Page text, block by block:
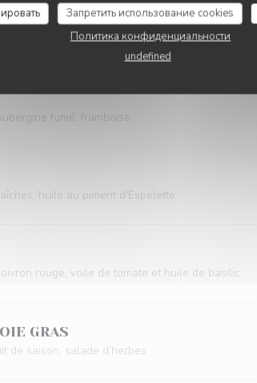
Запретить использование cookies
Политика конфиденциальности
undefined
ENTRÉES
fumé, framboise
huile au piment d'Espelette
rouge, voile de tomate et huile de basilic
GRAS
de saison, salade d’herbes